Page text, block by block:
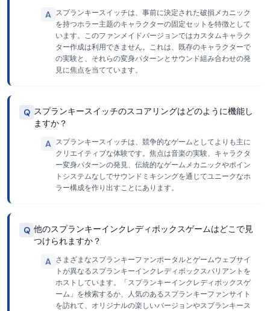
A スプランキースイッチは、事前に決定された破損メカニック
を持つホラー主题のキャラクターの固定セットを特徴として
います。このファンメイドバージョンではカスタムキャラク
ター作成は利用できません。これは、既存のキャラクターで
の実験と、それらの変身パターンとサウンド組み合わせの発
見に焦点を当てています。
Q スプランキースイッチのスコアリングはどのように機能し
ますか？
A スプランキースイッチは、競争的なゲームとしてよりも主に
クリエイティブな体験です。焦点は音楽の実験、キャラクタ
ー変身パターンの発見、伝統的なゲームメカニックやポイン
トシステムなしでサウンドミキシングを通じてユニークなホ
ラー構成を作り出すことにあります。
Q 他のスプランキーインクレディボックスゲームはどこで見
つけられますか？
A さまざまなスプランキーファンポータルとゲームウェブサイ
トが異なるスプランキーインクレディボックスバリアントを
ホストしています。「スプランキーインクレディボックスゲ
ーム」を検索するか、人気のあるスプランキーファンサイト
を訪れて、オリジナルの楽しいバージョンやスプランキース